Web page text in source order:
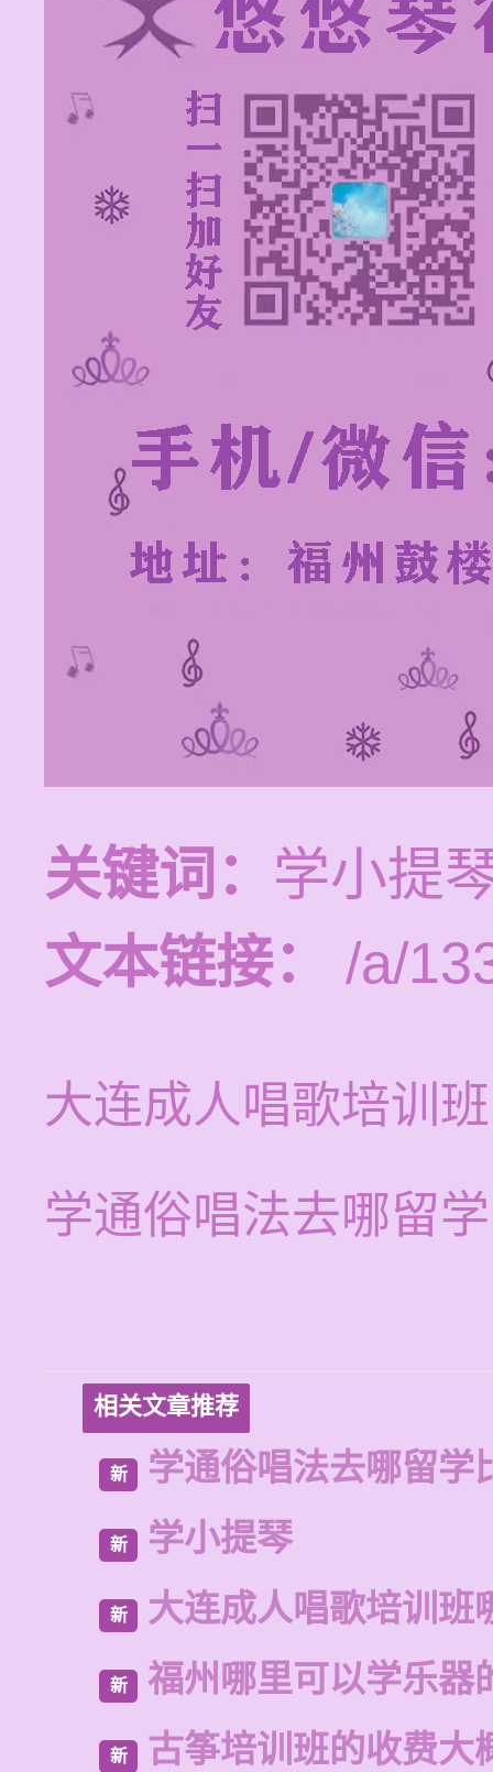
关键词： 学小提
文本链接：
/a/
大连成人唱歌培训
学通俗唱法去哪留
相关文章推荐
新 学通俗唱法去哪留学
新 学小提琴
新 大连成人唱歌培训班
新 福州哪里可以学乐器
新 古筝培训班的收费大